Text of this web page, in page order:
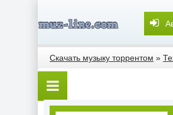
Скачать музыку торрентом »